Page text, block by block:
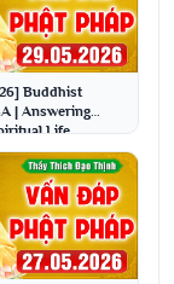
Buddhist
| Answering
Life
Thich ...